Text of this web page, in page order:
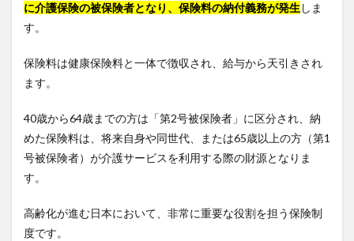
に介護保険の被保険者となり、保険料の納付義務が発生 しま
す。
保険料は健康保険料と一体で徴収され、給与から天引きされ
ます。
40歳から64歳までの方は「第2号被保険者」に区分され、納
めた保険料は、将来自身や同世代、または65歳以上の方（第1
号被保険者）が介護サービスを利用する際の財源となりま
す。
高齢化が進む日本において、非常に重要な役割を担う保険制
度です。